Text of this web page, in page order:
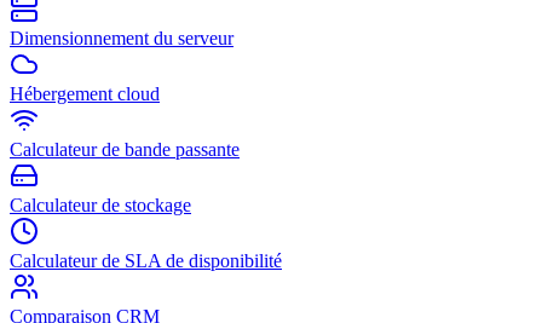
Dimensionnement du serveur
Hébergement cloud
Calculateur de bande passante
Calculateur de stockage
Calculateur de SLA de disponibilité
Comparaison CRM